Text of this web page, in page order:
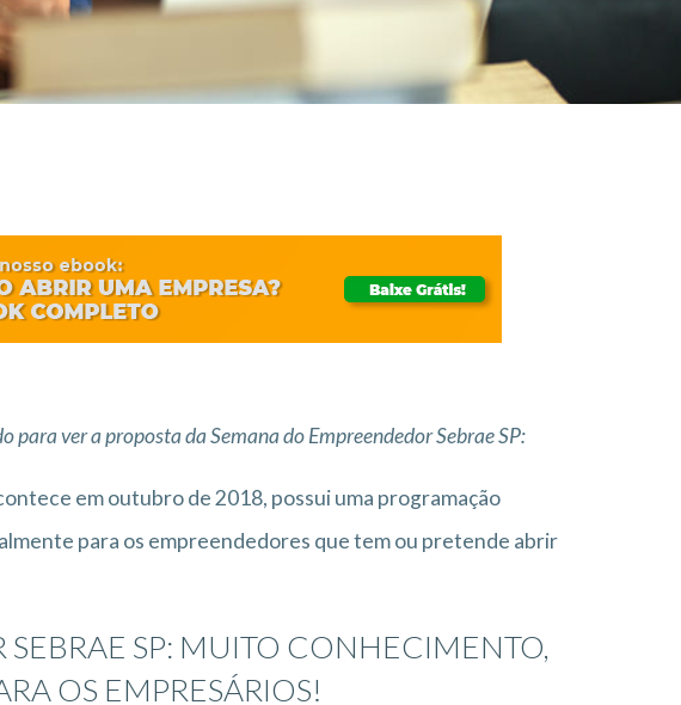
ver a proposta da Semana do Empreendedor Sebrae SP:
em outubro de 2018, possui uma programação
para os empreendedores que tem ou pretende abrir
SP: MUITO CONHECIMENTO,
OS EMPRESÁRIOS!